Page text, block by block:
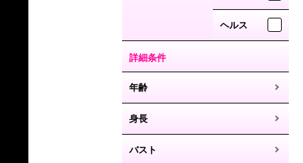
ヘルス
詳細条件
年齢
身長
バスト